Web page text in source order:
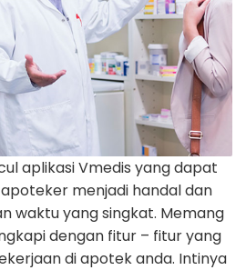
aplikasi Vmedis yang dapat
menjadi handal dan
waktu yang singkat. Memang
dengan fitur – fitur yang
di apotek anda. Intinya